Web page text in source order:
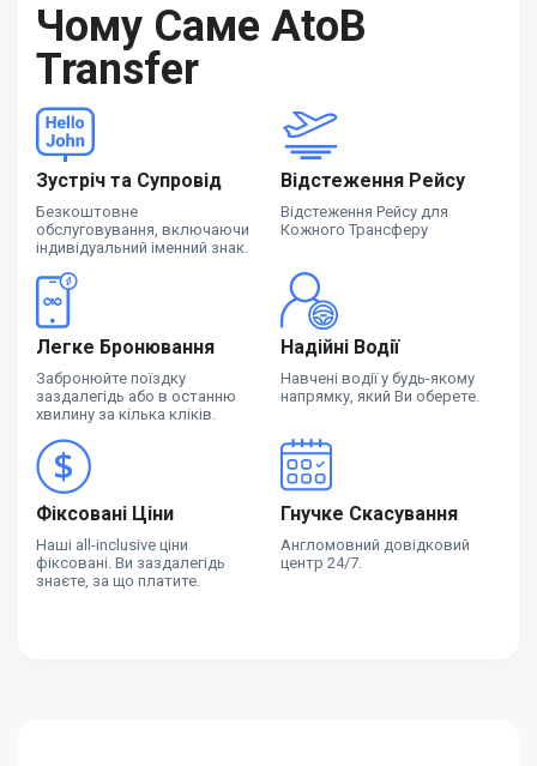
Чому Саме AtoB
Transfer
Зустріч та Супровід
Безкоштовне
обслуговування, включаючи
індивідуальний іменний знак.
Відстеження Рейсу
Відстеження Рейсу для
Кожного Трансферу
Легке Бронювання
Забронюйте поїздку
заздалегідь або в останню
хвилину за кілька кліків.
Надійні Водії
Навчені водії у будь-якому
напрямку, який Ви оберете.
Фіксовані Ціни
Наші all-inclusive ціни
фіксовані. Ви заздалегідь
знаєте, за що платите.
Гнучке Скасування
Англомовний довідковий
центр 24/7.